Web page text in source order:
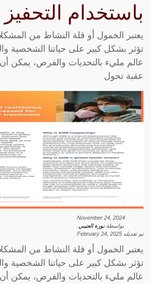
باستخدام التحفيز
يعتبر الخمول أو قلة النشاط من
تؤثر بشكل كبير على حياتنا الشخصية
عالم مليء بالتحديات والفرص، يمكن
عقبة تحول
November 24, 2024
بواسطةنورة العتيبي
تم تعديله February 24, 2025
يعتبر الخمول أو قلة النشاط من
تؤثر بشكل كبير على حياتنا الشخصية
عالم مليء بالتحديات والفرص، يمكن